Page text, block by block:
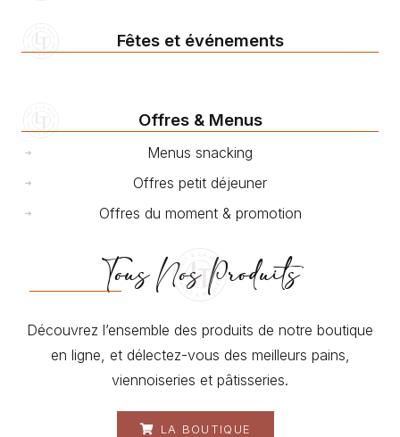
Fêtes et événements
Offres & Menus
Menus snacking
Offres petit déjeuner
Offres du moment & promotion
Tous Nos Produits
Découvrez l’ensemble des produits de notre boutique
en ligne, et délectez-vous des meilleurs pains,
viennoiseries et pâtisseries.
LA BOUTIQUE